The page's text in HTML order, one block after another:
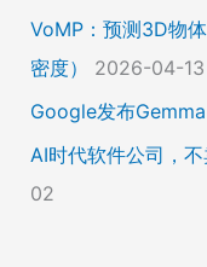
VoMP：预测3D物
密度）
2026-04-13
Google发布
AI时代软件公司，
02